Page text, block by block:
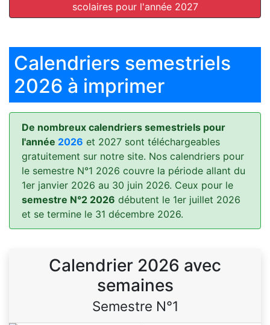
scolaires pour l'année 2027
Calendriers semestriels
2026 à imprimer
De nombreux calendriers semestriels pour
l'année 2026 et 2027 sont téléchargeables
gratuitement sur notre site. Nos calendriers pour
le semestre N°1 2026 couvre la période allant du
1er janvier 2026 au 30 juin 2026. Ceux pour le
semestre N°2 2026 débutent le 1er juillet 2026
et se termine le 31 décembre 2026.
Calendrier 2026 avec
semaines
Semestre N°1